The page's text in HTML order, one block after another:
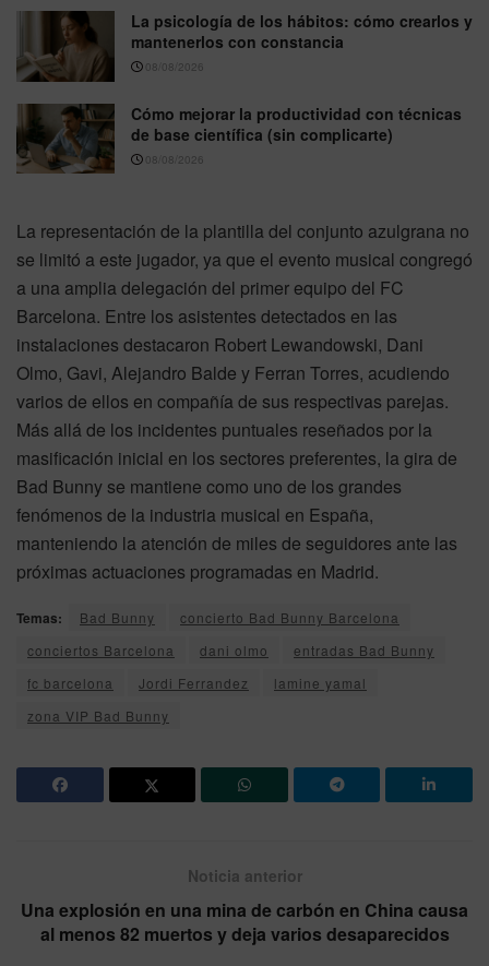
La psicología de los hábitos: cómo crearlos y
mantenerlos con constancia
08/08/2026
Cómo mejorar la productividad con técnicas
de base científica (sin complicarte)
08/08/2026
La representación de la plantilla del conjunto azulgrana no
se limitó a este jugador, ya que el evento musical congregó
a una amplia delegación del primer equipo del FC
Barcelona. Entre los asistentes detectados en las
instalaciones destacaron Robert Lewandowski, Dani
Olmo, Gavi, Alejandro Balde y Ferran Torres, acudiendo
varios de ellos en compañía de sus respectivas parejas.
Más allá de los incidentes puntuales reseñados por la
masificación inicial en los sectores preferentes, la gira de
Bad Bunny se mantiene como uno de los grandes
fenómenos de la industria musical en España,
manteniendo la atención de miles de seguidores ante las
próximas actuaciones programadas en Madrid.
Temas: Bad Bunny
concierto Bad Bunny Barcelona
conciertos Barcelona
dani olmo
entradas Bad Bunny
fc barcelona
Jordi Ferrandez
lamine yamal
zona VIP Bad Bunny
Noticia anterior
Una explosión en una mina de carbón en China causa
al menos 82 muertos y deja varios desaparecidos